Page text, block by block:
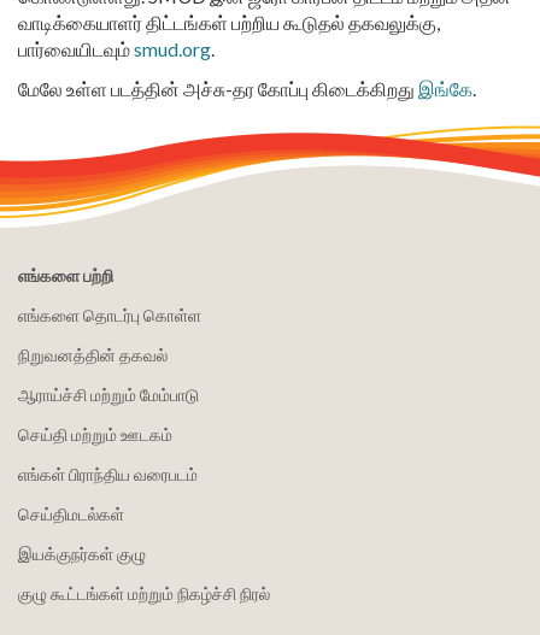
வாடிக்கையாளர் திட்டங்கள் பற்றிய கூடுதல் தகவலுக்கு,
பார்வையிடவும்smud.org.
மேலே உள்ள படத்தின் அச்சு-தர கோப்பு கிடைக்கிறது இங்கே.
எங்களை பற்றி
எங்களை தொடர்பு கொள்ள
நிறுவனத்தின் தகவல்
ஆராய்ச்சி மற்றும் மேம்பாடு
செய்தி மற்றும் ஊடகம்
எங்கள் பிராந்திய வரைபடம்
செய்திமடல்கள்
இயக்குநர்கள் குழு
குழு கூட்டங்கள் மற்றும் நிகழ்ச்சி நிரல்